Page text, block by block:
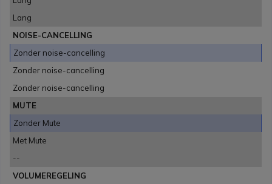
Lang
NOISE-CANCELLING
Zonder noise-cancelling
Zonder noise-cancelling
Zonder noise-cancelling
MUTE
Zonder Mute
Met Mute
--
VOLUMEREGELING